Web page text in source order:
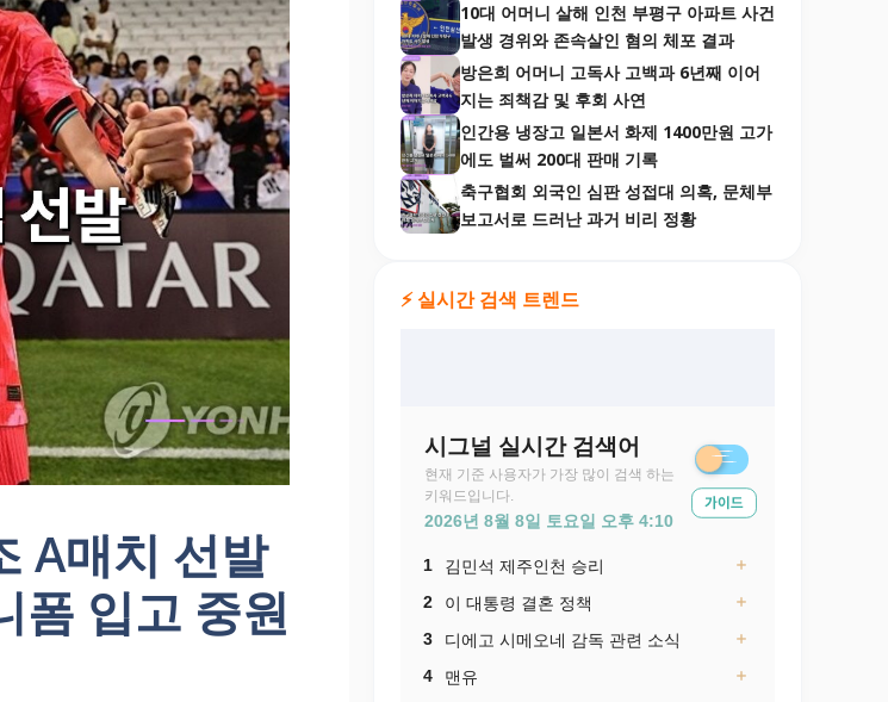
A매치 선발
폼 입고 중원
10대 어머니 살해 인천 부평구 아파트 사건
발생 경위와 존속살인 혐의 체포 결과
방은희 어머니 고독사 고백과 6년째 이어
지는 죄책감 및 후회 사연
인간용 냉장고 일본서 화제 1400만원 고가
에도 벌써 200대 판매 기록
축구협회 외국인 심판 성접대 의혹, 문체부
보고서로 드러난 과거 비리 정황
⚡ 실시간 검색 트렌드